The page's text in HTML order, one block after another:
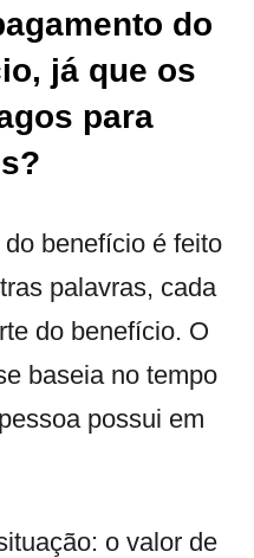
do
já que os
para
benefício é feito
palavras, cada
do benefício. O
baseia no tempo
possui em
o valor de